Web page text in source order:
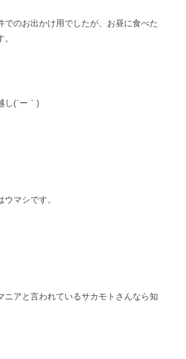
でのお出かけ用でしたが、お昼に食べた
し(´ー｀)
マシです。
ニアと言われているサカモトさんなら知